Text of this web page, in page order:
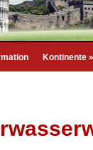
Kontinente »